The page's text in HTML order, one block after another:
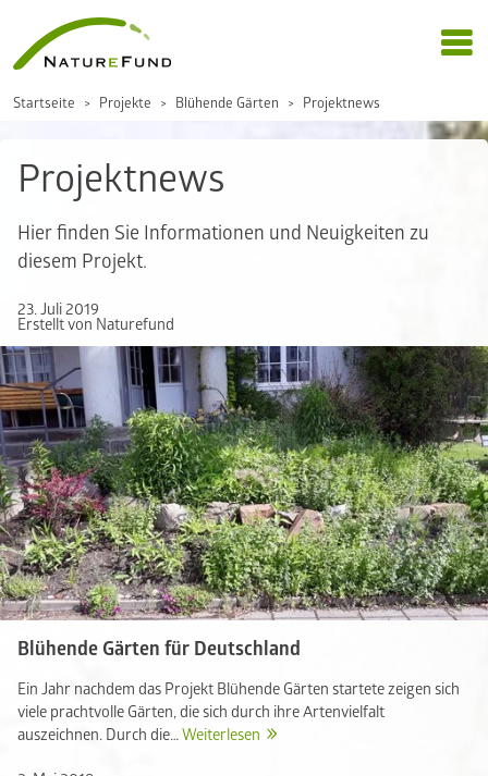
Startseite Projekte Blühende Gärten Projektnews
Projektnews
Hier finden Sie Informationen und Neuigkeiten zu
diesem Projekt.
23. Juli 2019
Erstellt von Naturefund
Blühende Gärten für Deutschland
Ein Jahr nachdem das Projekt Blühende Gärten startete zeigen sich
viele prachtvolle Gärten, die sich durch ihre Artenvielfalt
auszeichnen. Durch die…Weiterlesen